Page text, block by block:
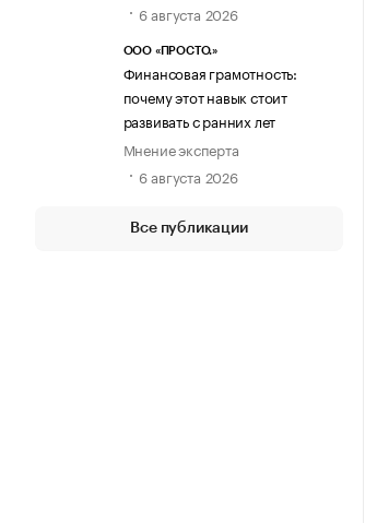
6 августа 2026
ООО «ПРОСТО.»
Финансовая грамотность:
почему этот навык стоит
развивать с ранних лет
Мнение эксперта
6 августа 2026
Все публикации